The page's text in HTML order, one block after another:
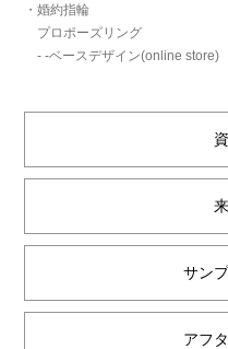
・婚約指輪
プロポーズリング
- -ベースデザイン(online store)
サン
アフ